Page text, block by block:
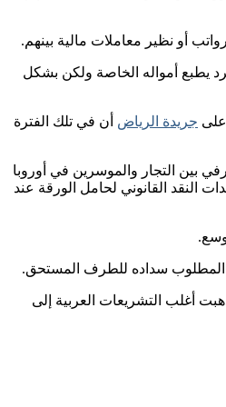
أو نظير معاملات مالية بينهم.
يطبع أمواله الخاصة ولكن بشكل
على جريدة الرياض أن في تلك الفترة
بين التجار والموسرين في أوروبا
النقد القانوني لحامل الورقة عند
المطلوب سداده للطرف المستحق.
أغلب التشريعات العربية إلى